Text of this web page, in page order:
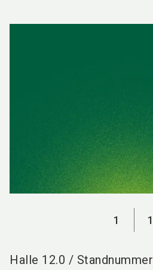
1 1
Halle 12.0 / Standnummer